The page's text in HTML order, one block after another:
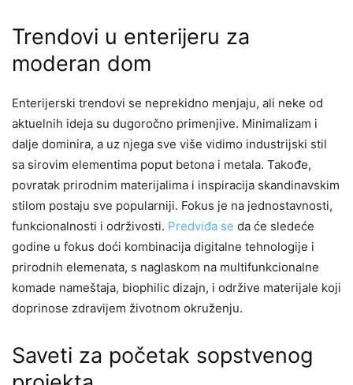
Trendovi u enterijeru za
moderan dom
Enterijerski trendovi se neprekidno menjaju, ali neke od
aktuelnih ideja su dugoročno primenjive. Minimalizam i
dalje dominira, a uz njega sve više vidimo industrijski stil
sa sirovim elementima poput betona i metala. Takođe,
povratak prirodnim materijalima i inspiracija skandinavskim
stilom postaju sve popularniji. Fokus je na jednostavnosti,
funkcionalnosti i održivosti. Predviđa se da će sledeće
godine u fokus doći kombinacija digitalne tehnologije i
prirodnih elemenata, s naglaskom na multifunkcionalne
komade nameštaja, biophilic dizajn, i održive materijale koji
doprinose zdravijem životnom okruženju.
Saveti za početak sopstvenog